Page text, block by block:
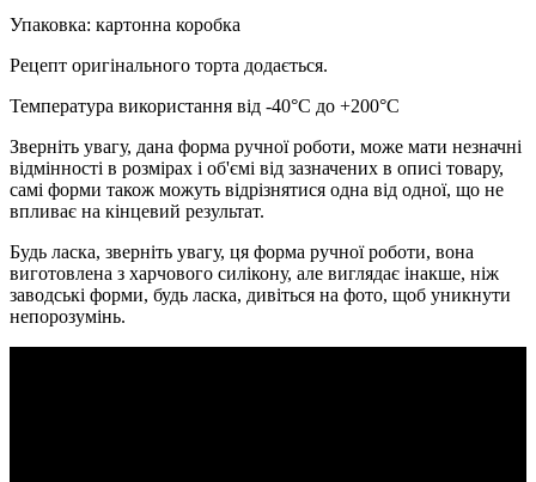
Упаковка: картонна коробка
Рецепт оригінального торта додається.
Температура використання від -40°C до +200°C
Зверніть увагу, дана форма ручної роботи, може мати незначні
відмінності в розмірах і об'ємі від зазначених в описі товару,
самі форми також можуть відрізнятися одна від одної, що не
впливає на кінцевий результат.
Будь ласка, зверніть увагу, ця форма ручної роботи, вона
виготовлена з харчового силікону, але виглядає інакше, ніж
заводські форми, будь ласка, дивіться на фото, щоб уникнути
непорозумінь.